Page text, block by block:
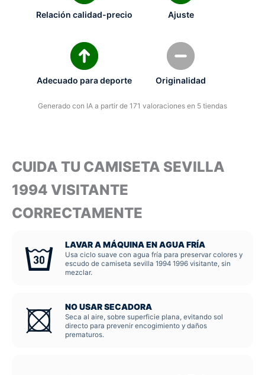
Relación calidad-precio Ajuste
Adecuado para deporte Originalidad
Generado con IA a partir de 171 valoraciones en 5 tiendas
CUIDA TU CAMISETA SEVILLA
1994 VISITANTE
CORRECTAMENTE
LAVAR A MÁQUINA EN AGUA FRÍA
Usa ciclo suave con agua fría para preservar colores y
escudo de camiseta sevilla 1994 1996 visitante, sin
mezclar.
NO USAR SECADORA
Seca al aire, sobre superficie plana, evitando sol
directo para prevenir encogimiento y daños
prematuros.